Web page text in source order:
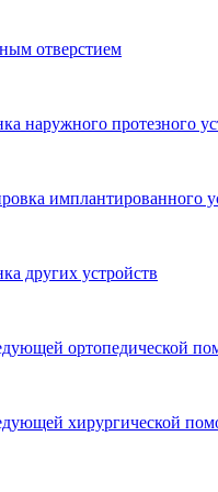
отверстием
наружного протезного
имплантированного
других устройств
ортопедической
хирургической